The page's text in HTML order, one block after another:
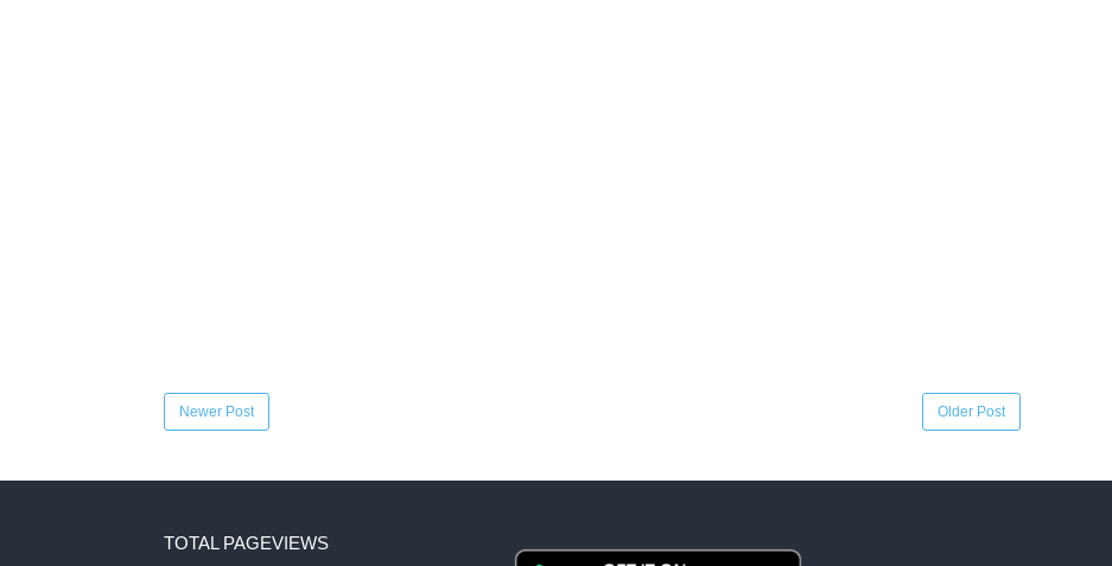
Newer Post Older Post
TOTAL PAGEVIEWS